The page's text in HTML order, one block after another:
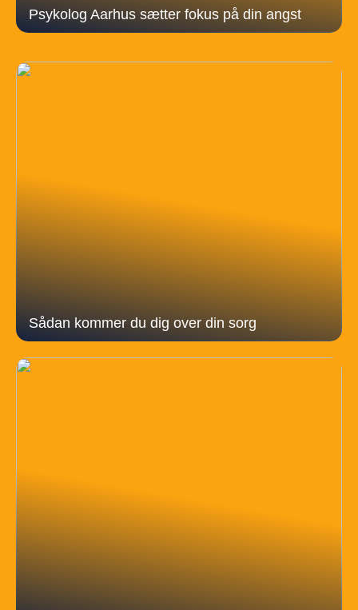
Psykolog Aarhus sætter fokus på din angst
Sådan kommer du dig over din sorg